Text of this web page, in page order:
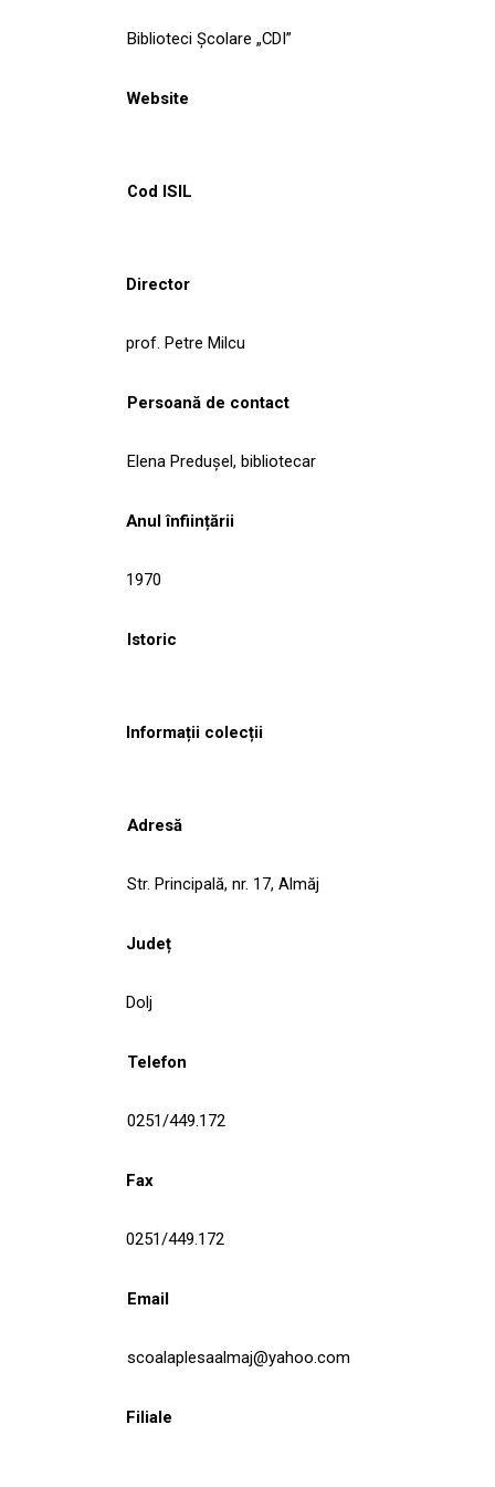
Biblioteci Școlare „CDI”
Website
Cod ISIL
Director
prof. Petre Milcu
Persoană de contact
Elena Predușel, bibliotecar
Anul înființării
1970
Istoric
Informații colecții
Adresă
Str. Principală, nr. 17, Almăj
Județ
Dolj
Telefon
0251/449.172
Fax
0251/449.172
Email
scoalaplesaalmaj@yahoo.com
Filiale